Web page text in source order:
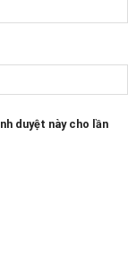
duyệt này cho lần